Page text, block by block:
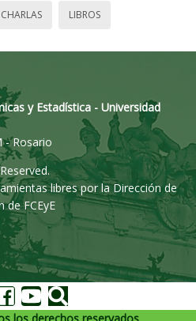
CHARLAS LIBROS
y Estadística - Universidad
- Rosario
libres por la Dirección de
de FCEyE